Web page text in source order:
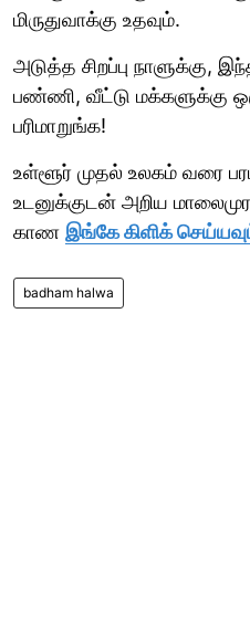
மிருதுவாக்கு உதவும்.
அடுத்த சிறப்பு நாளுக்கு,
பண்ணி, வீட்டு மக்களுக்கு
பரிமாறுங்க!
உள்ளூர் முதல் உலகம் வரை
உடனுக்குடன் அறிய
காண இங்கே கிளிக்
badham halwa